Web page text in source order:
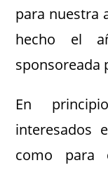
para nuestra
hecho el
sponsoreada
En
interesados
como para